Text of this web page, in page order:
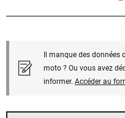
Il manque des données
moto ? Ou vous avez
informer. Accéder au